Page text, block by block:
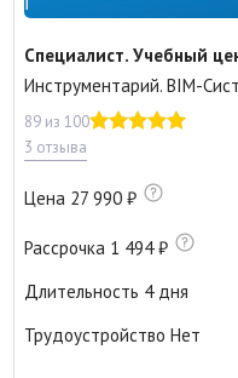
Специалист. Учебный
Инструментарий. BIM-
89 из 100
3 отзыва
Цена 27 990
Рассрочка 1 494
Длительность 4 дня
Трудоустройство Нет